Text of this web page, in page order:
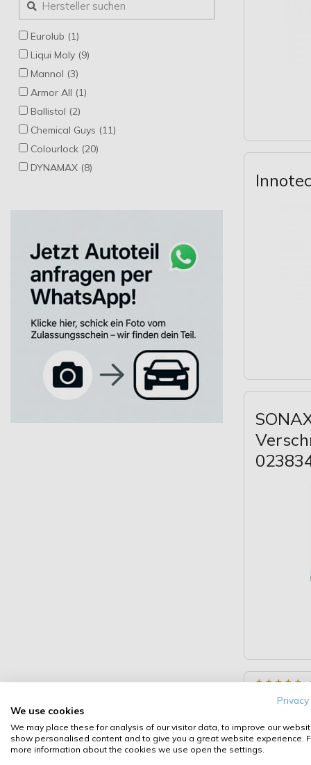
★ ★ ★ ★ ★
★ ★ ★ ★ ★
und
20 Stück pro Satz (1)
200 Milliliter (5)
24 Stück pro Satz (2)
25 Stück pro Satz (5)
250 Milliliter (12)
3 Stück pro Satz (1)
450 Milliliter (1)
473 Milliliter (14)
600 Milliliter (2)
Eurolub (1)
Liqui Moly (9)
Mannol (3)
Armor All (1)
Ballistol (2)
Chemical Guys (11)
Colourlock (20)
DYNAMAX (8)
INNOTEC (4)
Innovacar (2)
Koch Chemie (15)
Liquid Elements (1)
Meguiar`s (9)
NIGRIN (17)
Nanolex (5)
Sonax (36)
TBO&S (2)
We use cookies
We may place these for analysis of our visitor data, to improve our
show personalised content and to give you a great website experience.
more information about the cookies we use open the settings.